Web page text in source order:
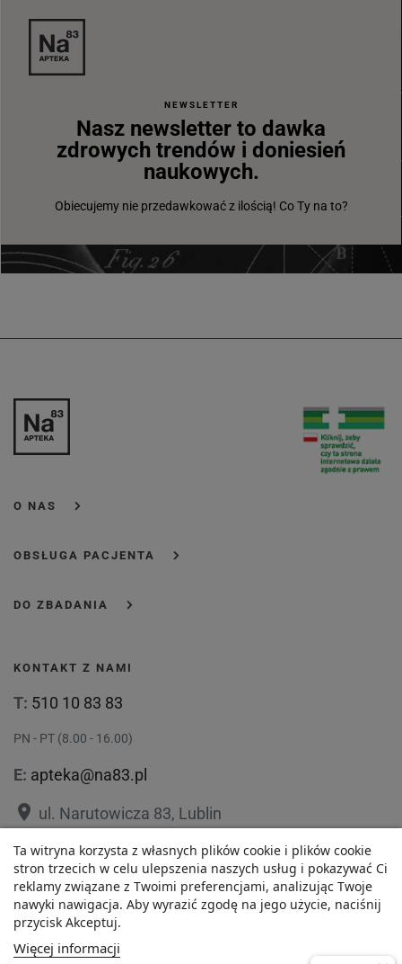
43,28 zł
Najniższa cena w ciągu
ostatnich 30 dni :
43,28 zł
- +
NEWSLETTER
Nasz newsletter to dawka
zdrowych trendów i doniesień
naukowych.
Obiecujemy nie przedawkować z ilością! Co Ty na to?
O NAS
OBSŁUGA PACJENTA
DO ZBADANIA
KONTAKT Z NAMI
T: 510 10 83 83
PN - PT (8.00 - 16.00)
E: apteka@na83.pl
place ul. Narutowicza 83, Lublin
placeul. 1 Maja 36, Lublin
Ta witryna korzysta z własnych plików cookie i plików cookie
stron trzecich w celu ulepszenia naszych usług i pokazywać Ci
reklamy związane z Twoimi preferencjami, analizując Twoje
nawyki nawigacja. Aby wyrazić zgodę na jego użycie, naciśnij
przycisk Akceptuj.
Więcej informacji